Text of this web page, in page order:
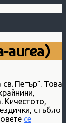
aurea)
Петър”. Това
Кичестото,
стъбло
се